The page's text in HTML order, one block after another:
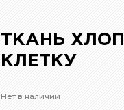
ТКАНЬ
КЛЕТКУ
Нет в наличии